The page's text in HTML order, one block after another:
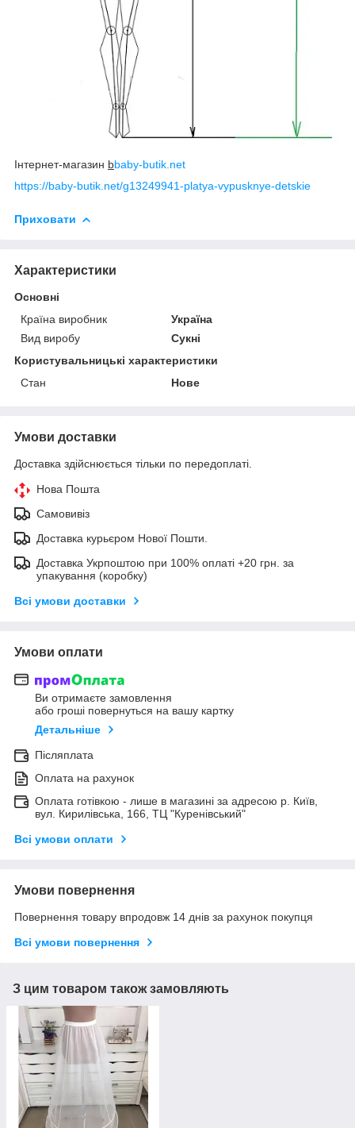
Інтернет-магазин bbaby-butik.net
https://baby-butik.net/g13249941-platya-vypusknye-detskie
Приховати
Характеристики
Основні
Країна виробник
Україна
Вид виробу
Сукні
Користувальницькі характеристики
Стан
Нове
Умови доставки
Доставка здійснюється тільки по передоплаті.
Нова Пошта
Самовивіз
Доставка курьєром Нової Пошти.
Доставка Укрпоштою при 100% оплаті +20 грн. за
упакування (коробку)
Всі умови доставки
Умови оплати
Ви отримаєте замовлення
або гроші повернуться на вашу картку
Детальніше
Післяплата
Оплата на рахунок
Оплата готівкою - лише в магазині за адресою р. Київ,
вул. Кирилівська, 166, ТЦ "Куренівський"
Всі умови оплати
Умови повернення
Повернення товару впродовж 14 днів за рахунок покупця
Всі умови повернення
З цим товаром також замовляють